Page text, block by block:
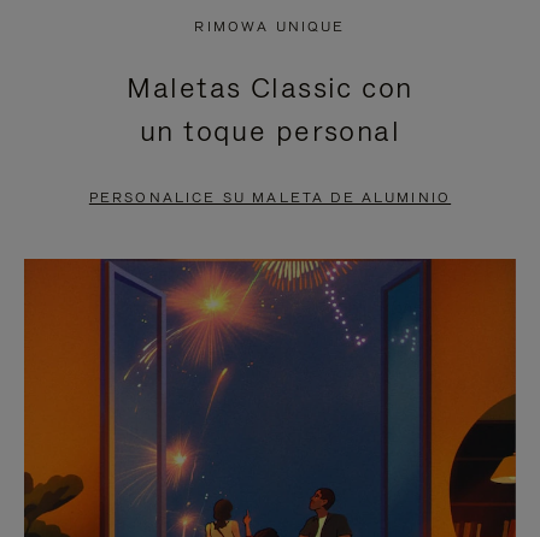
PAUSADO,
PULSE
PARA
ESTÁ
DESACTIVADO:
PULSE
ACTIVARLO.
RIMOWA UNIQUE
Maletas Classic con
un toque personal
PERSONALICE SU MALETA DE ALUMINIO